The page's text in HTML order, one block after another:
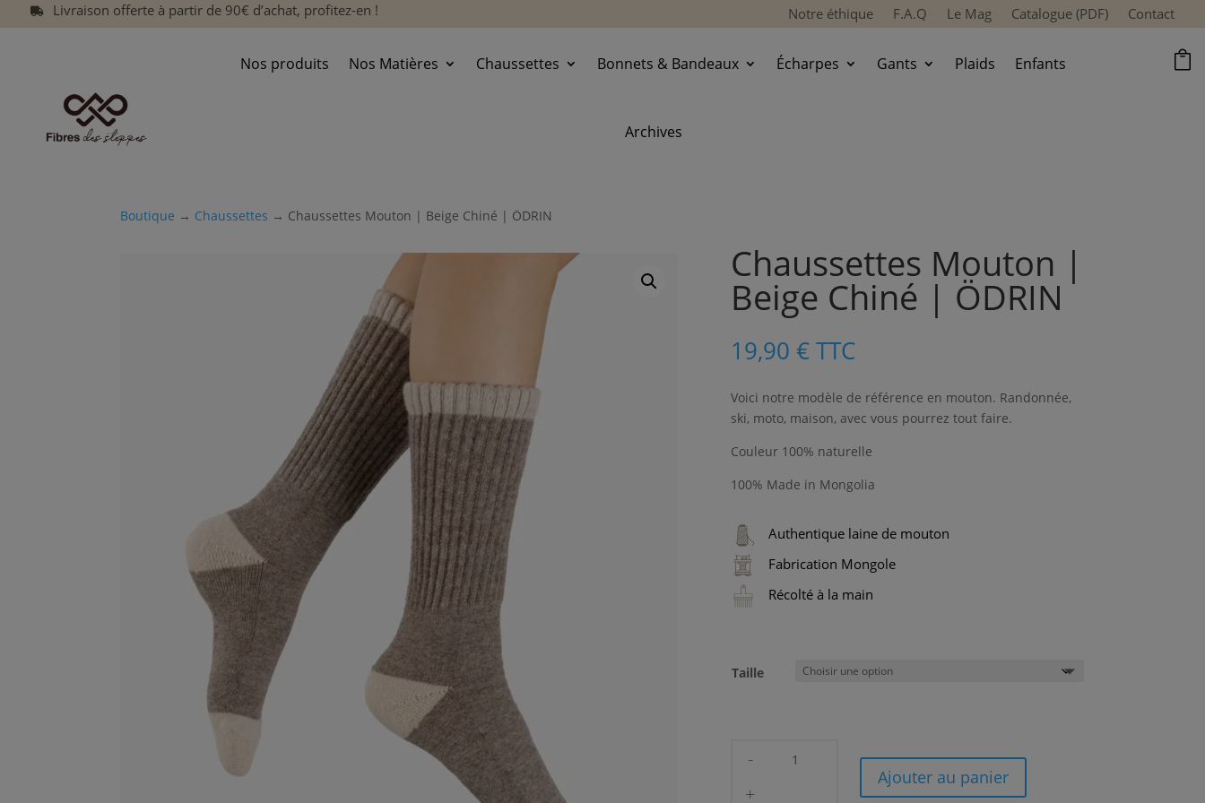
 Livraison offerte à partir de 90€ d’achat, profitez-en ! Notre éthique F.A.Q Le Mag Catalogue (PDF) Contact
Nos produits Nos Matières Chaussettes Bonnets & Bandeaux Écharpes Gants Plaids Enfants
Archives

Boutique → Chaussettes → Chaussettes Mouton | Beige Chiné | ÖDRIN
Chaussettes Mouton |
Beige Chiné | ÖDRIN
19,90 €TTC
Voici notre modèle de référence en mouton. Randonnée,
ski, moto, maison, avec vous pourrez tout faire.
Couleur 100% naturelle
100% Made in Mongolia
Authentique laine de mouton
Fabrication Mongole
Récolté à la main
Taille
Ajouter au panier